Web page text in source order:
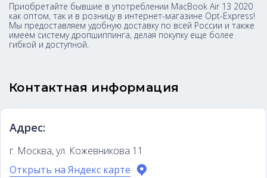
Приобретайте бывшие в употреблении MacBook Air 13 2020
как оптом, так и в розницу в интернет-магазине Opt-Express!
Мы предоставляем удобную доставку по всей России и также
имеем систему дропшиппинга, делая покупку еще более
гибкой и доступной.
Контактная информация
Адрес:
г. Москва, ул. Кожевникова 11
Открыть на Яндекс карте